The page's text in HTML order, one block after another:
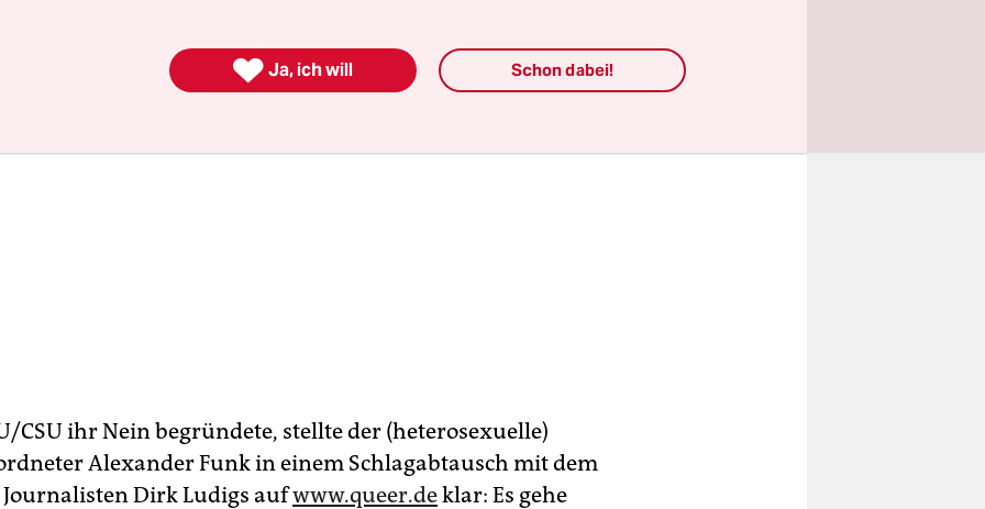
CSU ihr Nein begründete, stellte der (heterosexuelle)
Alexander Funk in einem Schlagabtausch mit dem
Journalisten Dirk Ludigs aufwww.queer.deklar: Es gehe
 Ja, ich will Schon dabei!